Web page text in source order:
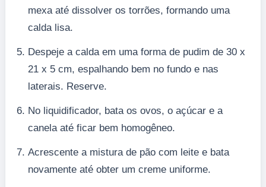
mexa até dissolver os torrões, formando uma
calda lisa.
Despeje a calda em uma forma de pudim de 30 x
21 x 5 cm, espalhando bem no fundo e nas
laterais. Reserve.
No liquidificador, bata os ovos, o açúcar e a
canela até ficar bem homogêneo.
Acrescente a mistura de pão com leite e bata
novamente até obter um creme uniforme.